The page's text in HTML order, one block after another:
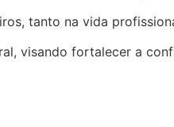
tanto na vida
visando fortalecer a